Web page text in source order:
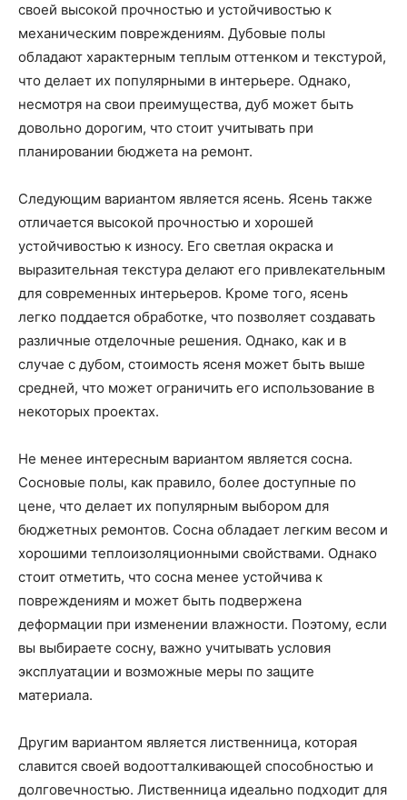
своей высокой прочностью и устойчивостью к
механическим повреждениям. Дубовые полы
обладают характерным теплым оттенком и текстурой,
что делает их популярными в интерьере. Однако,
несмотря на свои преимущества, дуб может быть
довольно дорогим, что стоит учитывать при
планировании бюджета на ремонт.
Следующим вариантом является ясень. Ясень также
отличается высокой прочностью и хорошей
устойчивостью к износу. Его светлая окраска и
выразительная текстура делают его привлекательным
для современных интерьеров. Кроме того, ясень
легко поддается обработке, что позволяет создавать
различные отделочные решения. Однако, как и в
случае с дубом, стоимость ясеня может быть выше
средней, что может ограничить его использование в
некоторых проектах.
Не менее интересным вариантом является сосна.
Сосновые полы, как правило, более доступные по
цене, что делает их популярным выбором для
бюджетных ремонтов. Сосна обладает легким весом и
хорошими теплоизоляционными свойствами. Однако
стоит отметить, что сосна менее устойчива к
повреждениям и может быть подвержена
деформации при изменении влажности. Поэтому, если
вы выбираете сосну, важно учитывать условия
эксплуатации и возможные меры по защите
материала.
Другим вариантом является лиственница, которая
славится своей водоотталкивающей способностью и
долговечностью. Лиственница идеально подходит для